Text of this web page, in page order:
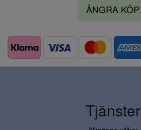
ÅNGRA KÖP
Tjänster